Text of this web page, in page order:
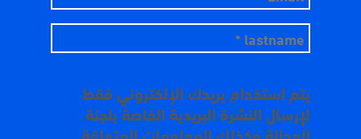
يتم استخدام بريدك الإلكتروني فقط
لإرسال النشرة البريدية الخاصة بلجنة